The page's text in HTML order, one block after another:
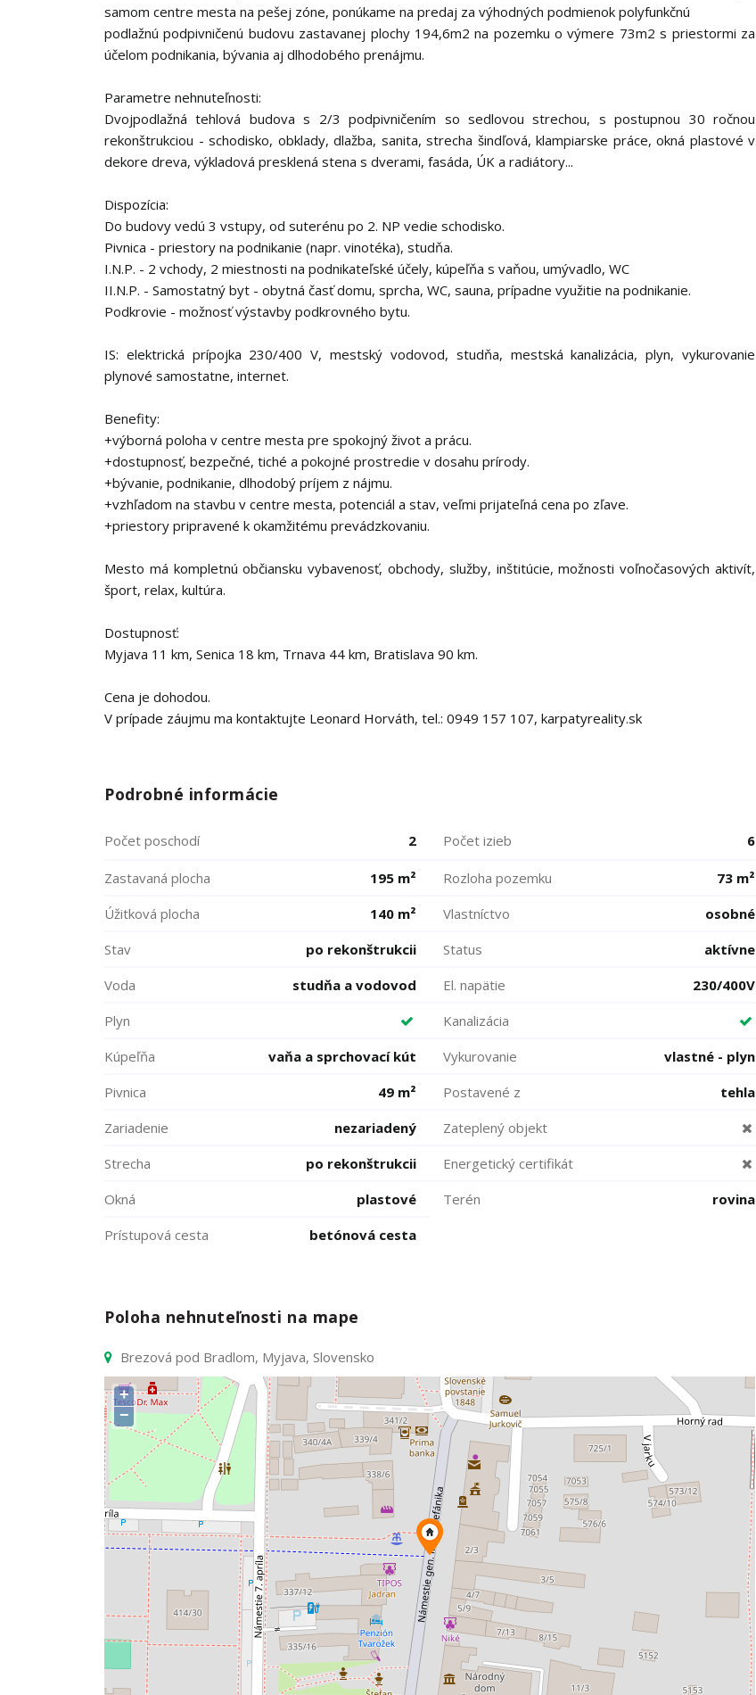
samom centre mesta na pešej zóne, ponúkame na predaj za výhodných podmienok polyfunkčnú
podlažnú podpivničenú budovu zastavanej plochy 194,6m2 na pozemku o výmere 73m2 s priestormi za
účelom podnikania, bývania aj dlhodobého prenájmu.
Parametre nehnuteľnosti:
Dvojpodlažná tehlová budova s 2/3 podpivničením so sedlovou strechou, s postupnou 30 ročnou
rekonštrukciou - schodisko, obklady, dlažba, sanita, strecha šindľová, klampiarske práce, okná plastové v
dekore dreva, výkladová presklená stena s dverami, fasáda, ÚK a radiátory...
Dispozícia:
Do budovy vedú 3 vstupy, od suterénu po 2. NP vedie schodisko.
Pivnica - priestory na podnikanie (napr. vinotéka), studňa.
I.N.P. - 2 vchody, 2 miestnosti na podnikateľské účely, kúpeľňa s vaňou, umývadlo, WC
II.N.P. - Samostatný byt - obytná časť domu, sprcha, WC, sauna, prípadne využitie na podnikanie.
Podkrovie - možnosť výstavby podkrovného bytu.
IS: elektrická prípojka 230/400 V, mestský vodovod, studňa, mestská kanalizácia, plyn, vykurovanie
plynové samostatne, internet.
Benefity:
+výborná poloha v centre mesta pre spokojný život a prácu.
+dostupnosť, bezpečné, tiché a pokojné prostredie v dosahu prírody.
+bývanie, podnikanie, dlhodobý príjem z nájmu.
+vzhľadom na stavbu v centre mesta, potenciál a stav, veľmi prijateľná cena po zľave.
+priestory pripravené k okamžitému prevádzkovaniu.
Mesto má kompletnú občiansku vybavenosť, obchody, služby, inštitúcie, možnosti voľnočasových aktivít,
šport, relax, kultúra.
Dostupnosť:
Myjava 11 km, Senica 18 km, Trnava 44 km, Bratislava 90 km.
Cena je dohodou.
V prípade záujmu ma kontaktujte Leonard Horváth, tel.: 0949 157 107, karpatyreality.sk
Podrobné informácie
Počet poschodí 2 Počet izieb 6
Zastavaná plocha 195 m² Rozloha pozemku
73 m²
Úžitková plocha
140 m² Vlastníctvo
osobné
Stav
po rekonštrukcii Status
aktívne
Voda
studňa a vodovod El. napätie
230/400V
Plyn
Kanalizácia
Kúpeľňa
vaňa a sprchovací kút Vykurovanie
vlastné - plyn
Pivnica
49 m² Postavené z
tehla
Zariadenie
nezariadený
Zateplený objekt
Strecha
po rekonštrukcii
Energetický certifikát
Okná
plastové Terén
rovina
Prístupová cesta
betónová cesta
Poloha nehnuteľnosti na mape
Brezová pod Bradlom, Myjava, Slovensko
+
−